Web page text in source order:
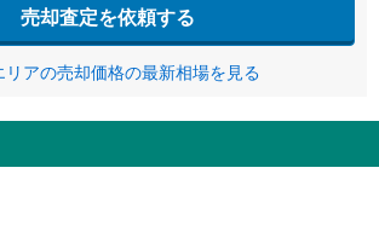
売却査定を依頼する
リアの売却価格の最新相場を見る